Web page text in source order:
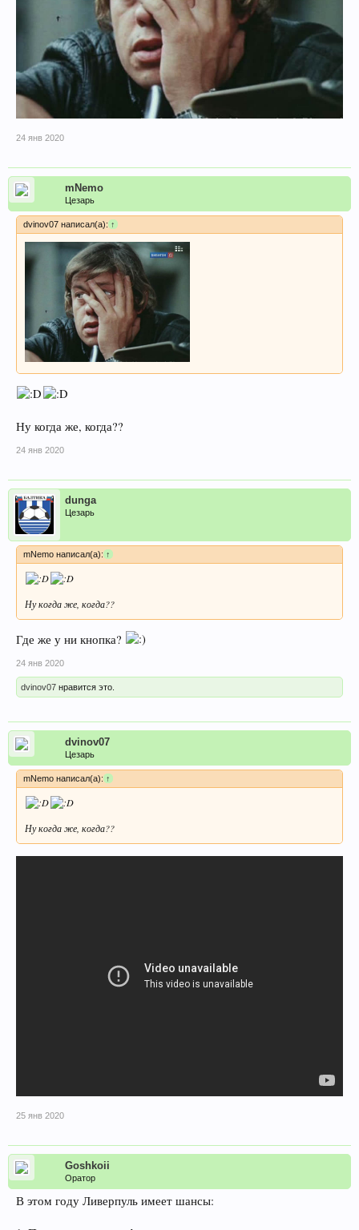
24 янв 2020
mNemo
Цезарь
dvinov07 написал(а):↑
Ну когда же, когда??
24 янв 2020
dunga
Цезарь
mNemo написал(а):↑
Ну когда же, когда??
Где же у ни кнопка?
24 янв 2020
dvinov07 нравится это.
dvinov07
Цезарь
mNemo написал(а): ↑
Ну когда же, когда??
25 янв 2020
Goshkoii
Оратор
В этом году Ливерпуль имеет шансы: